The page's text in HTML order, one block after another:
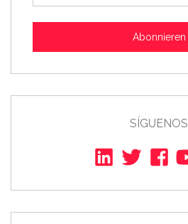
Abonnieren
SÍGUENOS